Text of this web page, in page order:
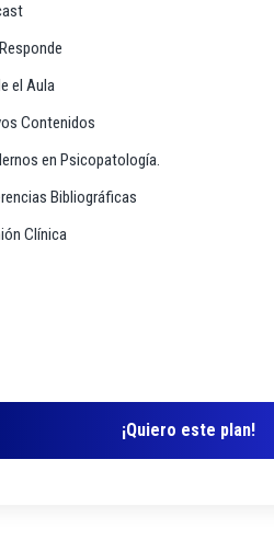
el Aula
Contenidos
en Psicopatología.
Bibliográficas
Clínica
¡Quiero este plan!